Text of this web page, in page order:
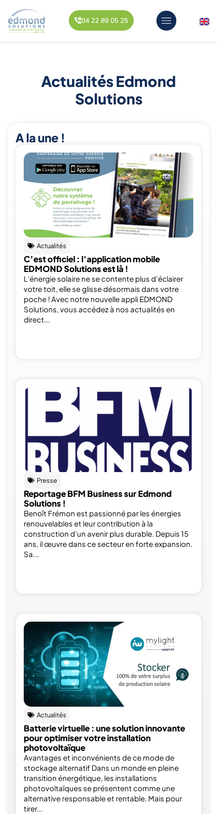
04 22 89 05 25
Actualités Edmond
Solutions
A la une !
Actualités
C’est officiel : l’application mobile
EDMOND Solutions est là !
L’énergie solaire ne se contente plus d’éclairer
votre toit, elle se glisse désormais dans votre
poche ! Avec notre nouvelle appli EDMOND
Solutions, vous accédez à nos actualités en
direct...
Presse
Reportage BFM Business sur Edmond
Solutions !
Benoît Frémon est passionné par les énergies
renouvelables et leur contribution à la
construction d’un avenir plus durable. Depuis 15
ans, il œuvre dans ce secteur en forte expansion.
Sa...
Actualités
Batterie virtuelle : une solution innovante
pour optimiser votre installation
photovoltaïque
Avantages et inconvénients de ce mode de
stockage alternatif Dans un monde en pleine
transition énergétique, les installations
photovoltaïques se présentent comme une
alternative responsable et rentable. Mais pour
tirer...